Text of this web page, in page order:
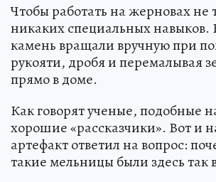
Чтобы работать на жерновах не
никаких специальных навыков.
камень вращали вручную при
рукояти, дробя и перемалывая
прямо в доме.
Как говорят ученые, подобные
хорошие «рассказчики». Вот и
артефакт ответил на вопрос:
такие мельницы были здесь так